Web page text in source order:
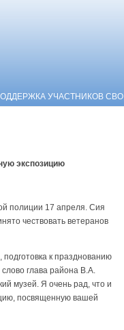
УЧАСТНИКОВ СВО
экспозицию
полиции 17 апреля. Сия
чествовать ветеранов
к празднованию
глава района В.А.
музей. Я очень рад, что и
посвященную вашей